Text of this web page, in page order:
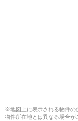
※地図上に表示される物件の
物件所在地とは異なる場合が